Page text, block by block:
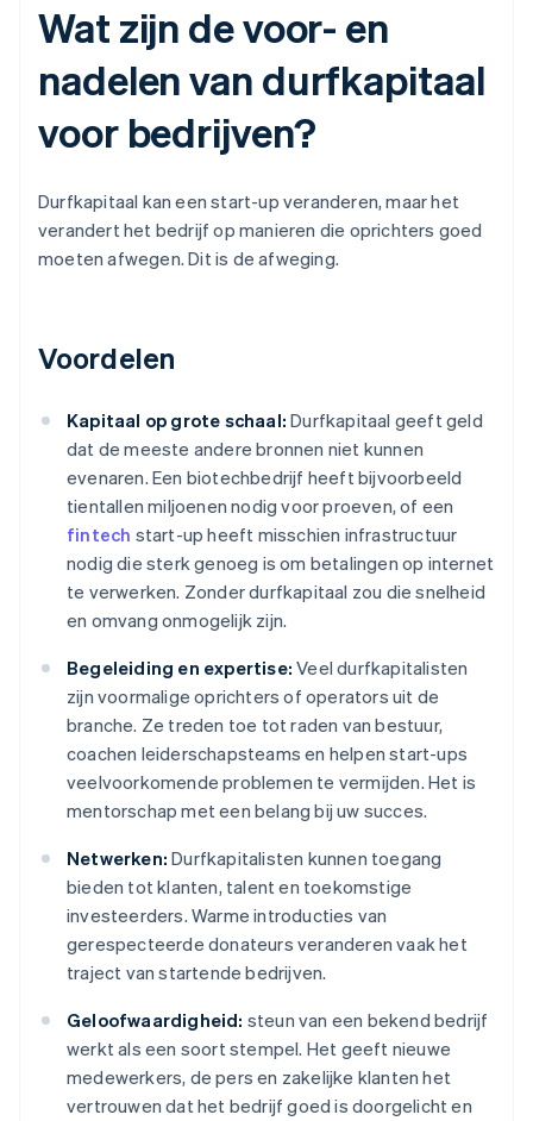
Wat zijn de voor- en
nadelen van durfkapitaal
voor bedrijven?
Durfkapitaal kan een start-up veranderen, maar het
verandert het bedrijf op manieren die oprichters goed
moeten afwegen. Dit is de afweging.
Voordelen
Kapitaal op grote schaal: Durfkapitaal geeft geld
dat de meeste andere bronnen niet kunnen
evenaren. Een biotechbedrijf heeft bijvoorbeeld
tientallen miljoenen nodig voor proeven, of een
fintech start-up heeft misschien infrastructuur
nodig die sterk genoeg is om betalingen op internet
te verwerken. Zonder durfkapitaal zou die snelheid
en omvang onmogelijk zijn.
Begeleiding en expertise: Veel durfkapitalisten
zijn voormalige oprichters of operators uit de
branche. Ze treden toe tot raden van bestuur,
coachen leiderschapsteams en helpen start-ups
veelvoorkomende problemen te vermijden. Het is
mentorschap met een belang bij uw succes.
Netwerken: Durfkapitalisten kunnen toegang
bieden tot klanten, talent en toekomstige
investeerders. Warme introducties van
gerespecteerde donateurs veranderen vaak het
traject van startende bedrijven.
Geloofwaardigheid: steun van een bekend bedrijf
werkt als een soort stempel. Het geeft nieuwe
medewerkers, de pers en zakelijke klanten het
vertrouwen dat het bedrijf goed is doorgelicht en